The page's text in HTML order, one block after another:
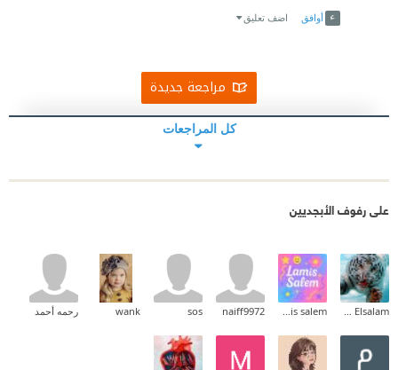
أوافق اضف تعليق
مراجعة جديدة
كل المراجعات
على رفوف الأبجديين
naiff9972
sos
wank رحمه أحمد